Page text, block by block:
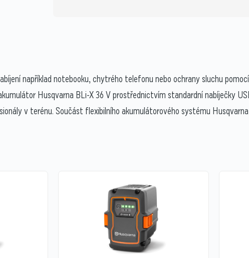
například notebooku, chytrého telefonu nebo ochrany sluchu
Husqvarna BLi-X 36 V prostřednictvím standardní nabíječky
v terénu. Součást flexibilního akumulátorového systému